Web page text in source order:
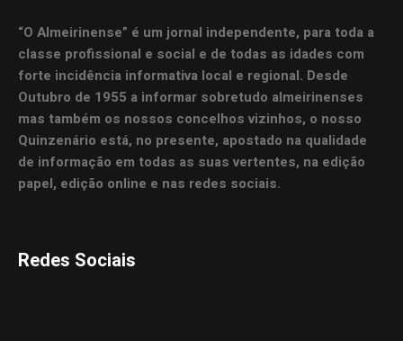
“O Almeirinense” é um jornal independente, para toda a
classe profissional e social e de todas as idades com
forte incidência informativa local e regional. Desde
Outubro de 1955 a informar sobretudo almeirinenses
mas também os nossos concelhos vizinhos, o nosso
Quinzenário está, no presente, apostado na qualidade
de informação em todas as suas vertentes, na edição
papel, edição online e nas redes sociais.
Redes Sociais